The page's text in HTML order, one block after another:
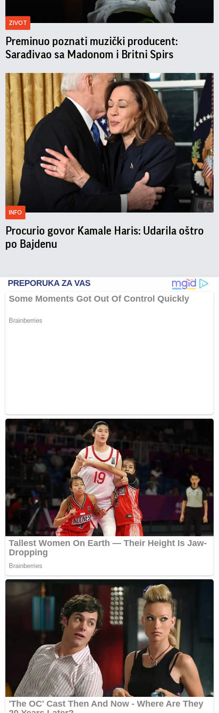
ZIVOT
Preminuo poznati muzički producent:
Sarađivao sa Madonom i Britni Spirs
INFO
Procurio govor Kamale Haris: Udarila oštro
po Bajdenu